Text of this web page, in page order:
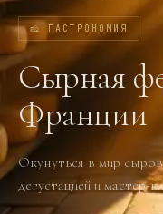
🧀 ГАСТРОНОМИЯ
Сырная
Франции
Окунуться в мир
дегустацией и мастер-